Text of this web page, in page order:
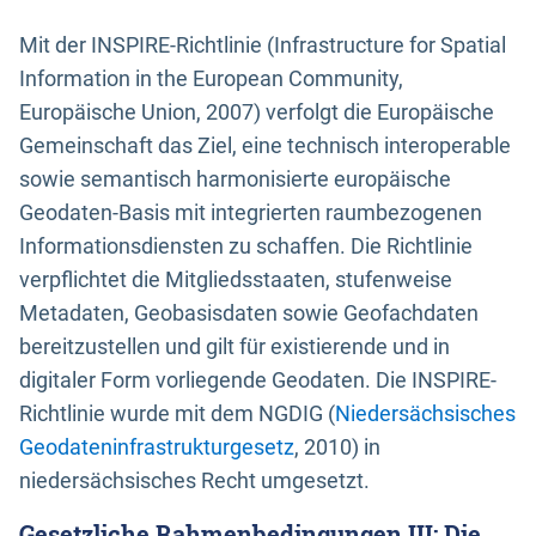
Mit der INSPIRE-Richtlinie (Infrastructure for Spatial
Information in the European Community,
Europäische Union, 2007) verfolgt die Europäische
Gemeinschaft das Ziel, eine technisch interoperable
sowie semantisch harmonisierte europäische
Geodaten-Basis mit integrierten raumbezogenen
Informationsdiensten zu schaffen. Die Richtlinie
verpflichtet die Mitgliedsstaaten, stufenweise
Metadaten, Geobasisdaten sowie Geofachdaten
bereitzustellen und gilt für existierende und in
digitaler Form vorliegende Geodaten. Die INSPIRE-
Richtlinie wurde mit dem NGDIG (Niedersächsisches
Geodateninfrastrukturgesetz, 2010) in
niedersächsisches Recht umgesetzt.